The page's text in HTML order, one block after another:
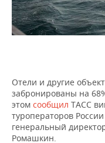
НЕФТЕХИМИЯ
НЕФТЬ
ЭНЕРГЕТИКА
РОЗНИЧНАЯ
НОВОСТИ
МЕРОПРИЯТИЯ
ВЫЕЗДНАЯ
БИЗНЕС-БРАНЧИ
ONLINE-
НОВОСТИ СПОРТА
ФУТБОЛ
ХОККЕЙ
ОБЩЕСТВО
НОВОСТИ
ВЛАСТЬ
ФОТОГАЛЕРЕЯ
СЮЖЕТЫ
Отели и другие
забронированы на
этом сообщил ТАСС
туроператоров
генеральный
Ромашкин.